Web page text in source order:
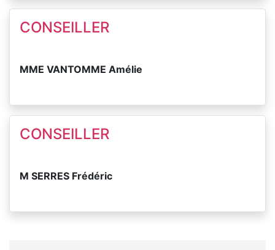
CONSEILLER
MME VANTOMME Amélie
CONSEILLER
M SERRES Frédéric